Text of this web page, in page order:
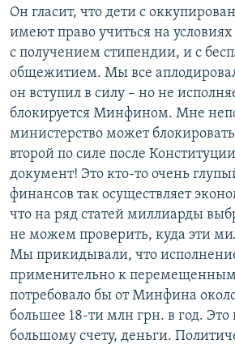
Он гласит, что дети с
имеют право учиться на условиях
с получением стипендии, и с
общежитием. Мы все
он вступил в силу – но не
блокируется Минфином. Мне
министерство может блокировать
второй по силе после
документ! Это кто-то очень
финансов так осуществляет
что на ряд статей миллиарды
не можем проверить, куда эти
Мы прикидывали, что
применительно к
потребовало бы от Минфина
большее 18-ти млн грн. в год.
большому счету, деньги.